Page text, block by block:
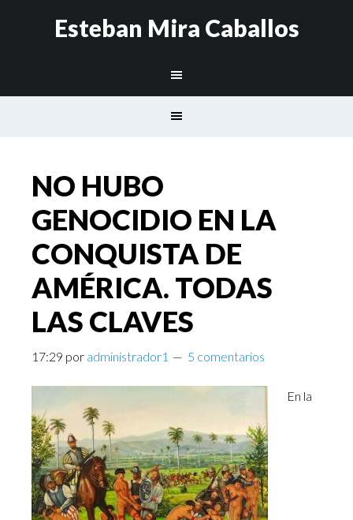
Esteban Mira Caballos
NO HUBO
GENOCIDIO EN LA
CONQUISTA DE
AMÉRICA. TODAS
LAS CLAVES
17:29 por administrador1 5 comentarios
En la